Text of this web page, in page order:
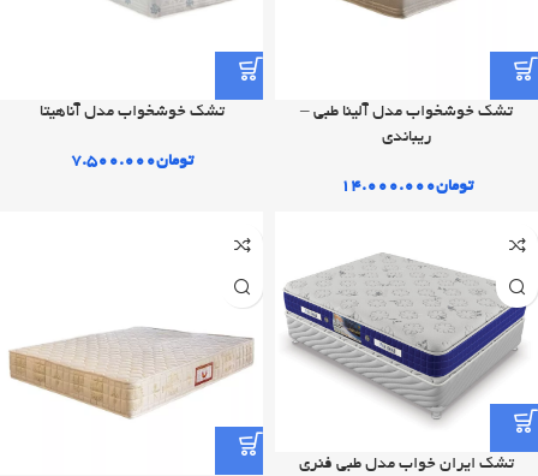
تشک خوشخواب مدل آلینا طبی –
ریباندی
تومان۱۴.۰۰۰.۰۰۰
تشک خوشخواب مدل آناهیتا
تومان۷.۵۰۰.۰۰۰
تشک ایران خواب مدل طبی فنری